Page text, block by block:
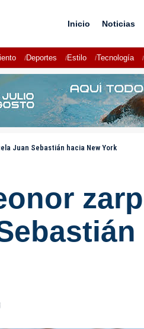
Inicio Noticias
Deportes Estilo Tecnología
Juan Sebastián hacia New York